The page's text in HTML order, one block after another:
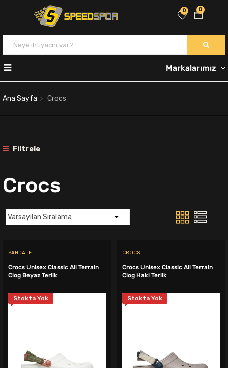
0
0
Markalarımız
Ana Sayfa Crocs
Filtrele
Crocs
SANDALET
Crocs Unisex Classic All Terrain
Clog Beyaz Terlik
Stokta Yok
CROCS
Crocs Unisex Classic All Terrain
Clog Haki Terlik
Stokta Yok